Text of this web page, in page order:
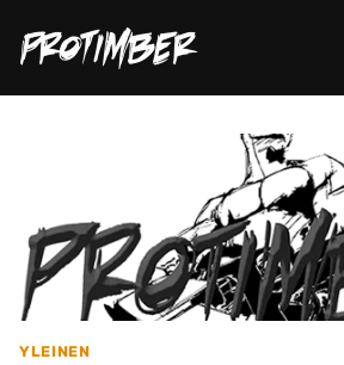
sisältöön
YLEINEN